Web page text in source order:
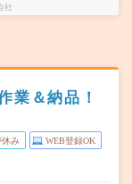
社
業＆納品！
休み WEB登録OK